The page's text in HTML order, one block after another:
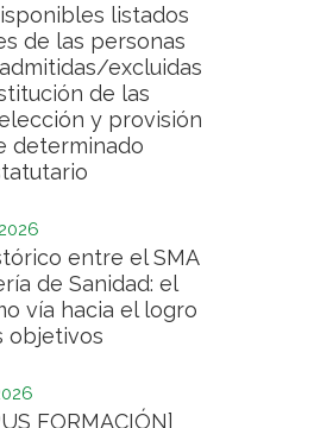
listados
de las personas
excluidas
de las
y provisión
determinado
entre el SMA
de Sanidad: el
vía hacia el logro
objetivos
FORMACIÓN]